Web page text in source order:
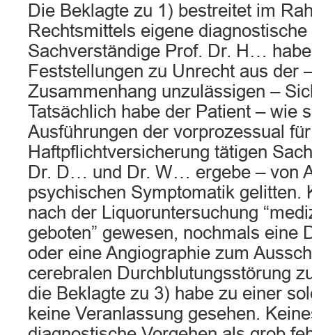
Die Beklagte zu 1) bestreitet im
Rechtsmittels eigene
Sachverständige Prof. Dr. H…
Feststellungen zu Unrecht aus der
Zusammenhang unzulässigen –
Tatsächlich habe der Patient – wie
Ausführungen der vorprozessual
Haftpflichtversicherung tätigen
Dr. D… und Dr. W… ergebe – von
psychischen Symptomatik gelitten.
nach der Liquoruntersuchung
geboten” gewesen, nochmals eine
oder eine Angiographie zum
cerebralen Durchblutungsstörung
die Beklagte zu 3) habe zu einer
keine Veranlassung gesehen.